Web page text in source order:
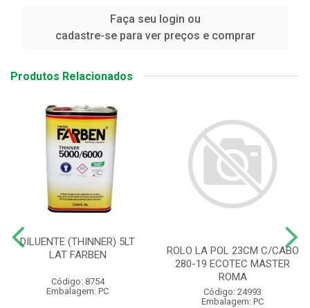
Faça seu login ou
cadastre-se para ver preços e comprar
Produtos Relacionados
DILUENTE (THINNER) 5LT
LAT FARBEN
Código: 8754
Embalagem: PC
ROLO LA POL 23CM C/CABO
280-19 ECOTEC MASTER
ROMA
Código: 24993
Embalagem: PC